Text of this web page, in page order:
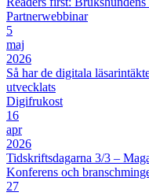
Partnerwebbinar
5
maj
2026
Så har de digitala
utvecklats
Digifrukost
16
apr
2026
Tidskriftsdagarna 3/3 –
Konferens och
27